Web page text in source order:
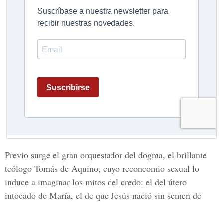
Previo surge el gran orquestador del dogma, el brillante
teólogo Tomás de Aquino, cuyo reconcomio sexual lo
induce a imaginar los mitos del credo: el del útero
intocado de María, el de que Jesús nació sin semen de